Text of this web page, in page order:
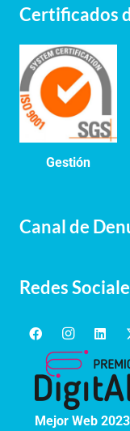
Certificados
Gestión
Canal de
Redes
Mejor Web 2023